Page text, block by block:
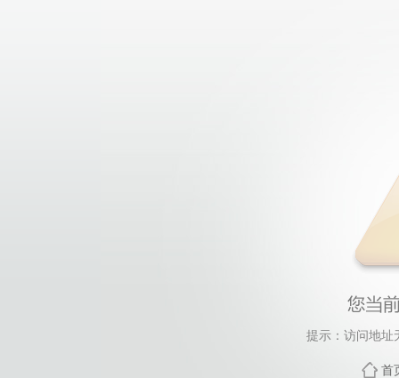
提示：访问地址
首